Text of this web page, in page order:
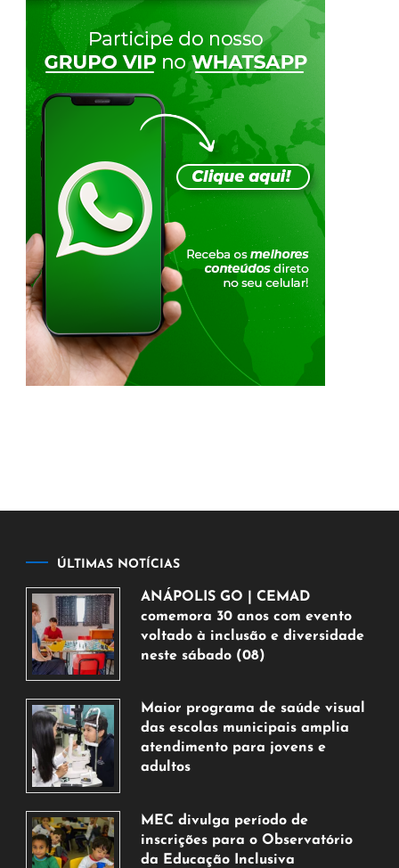
ÚLTIMAS NOTÍCIAS
ANÁPOLIS GO | CEMAD
comemora 30 anos com evento
voltado à inclusão e diversidade
neste sábado (08)
de
agosto
de
2026
Maior programa de saúde visual
das escolas municipais amplia
atendimento para jovens e
adultos
de
agosto
de
MEC divulga período de
inscrições para o Observatório
da Educação Inclusiva